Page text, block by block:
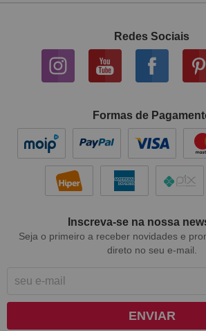
Redes Sociais
Formas de
Inscreva-se na nossa
Seja o primeiro a receber novidades e
direto no seu e-mail.
ENVIAR